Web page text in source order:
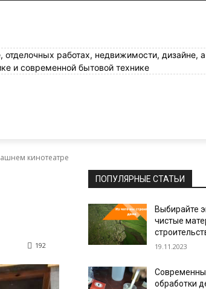
отделочных работах, недвижимости, дизайне,
и современной бытовой технике
кинотеатре
192
ПОПУЛЯРНЫЕ СТАТЬИ
Выбирайте
чистые
19.11.2023
обработки